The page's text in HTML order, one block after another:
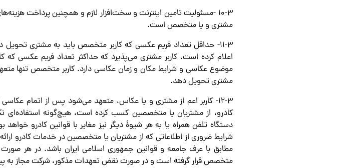
۱۰-۳ -مسئولیت تامین اینترنت و سخت‌افزار لازم و همچنین پرداخت
مشتری و یا متخصص است.
۱۱-۳- حداقل تعداد فریم عکسی که کاربر متخصص باید به مشتری
اعلام کرده است. کاربر مشتری می‌پذیرد که حداکثر تعداد فریم عکسی
موضوع عکاسی و شرایط مکان و زمان عکاسی دارد. کاربر متخصص تنها
مشتری تحویل دهد.
۱۲-۳- کاربر اعم از مشتری و یا عکاس، متعهد می‌شود پس از اتمام
کادرو، از مشتریان یا متخصصین کسب کرده است، هیچ‌گونه استفاده‌ای
دستگاه تلفن همراه یا به هر شیوۀ دیگر نیز مغایر با قوانین کادرو
شرایط ضروری از اطلاعاتی که از مشتریان یا متخصصین در خدمات کادرو
مطابق با عرف جامعه و قوانین جمهوری اسلامی ایران باشد. در هر
متخصص قرار گرفته است و در صورت نقض تعهدات مذکور، شرکت مجاز به